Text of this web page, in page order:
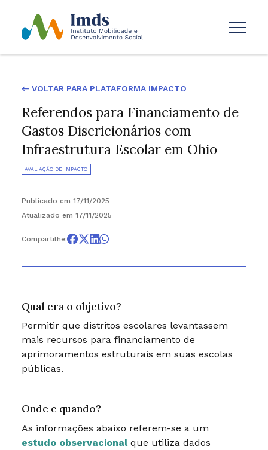
← VOLTAR PARA PLATAFORMA IMPACTO
Referendos para Financiamento de
Gastos Discricionários com
Infraestrutura Escolar em Ohio
AVALIAÇÃO DE IMPACTO
Publicado em 17/11/2025
Atualizado em 17/11/2025
Compartilhe:
Qual era o objetivo?
Permitir que distritos escolares levantassem
mais recursos para financiamento de
aprimoramentos estruturais em suas escolas
públicas.
Onde e quando?
As informações abaixo referem-se a um
estudo observacionalque utiliza dados